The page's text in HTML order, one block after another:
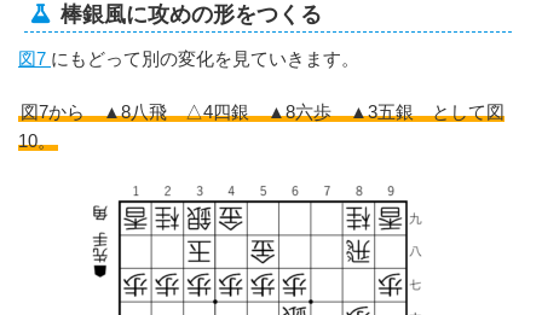
棒銀風に攻めの形をつくる
図7 にもどって別の変化を見ていきます。
図7から ▲8八飛 △4四銀 ▲8六歩 ▲3五銀 として図
10。